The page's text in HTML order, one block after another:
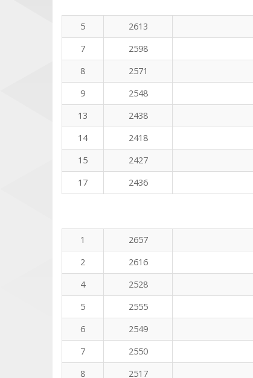
5
2613
7
2598
8
2571
9
2548
13
2438
14
2418
15
2427
17
2436
1
2657
2
2616
4
2528
5
2555
6
2549
7
2550
8
2517